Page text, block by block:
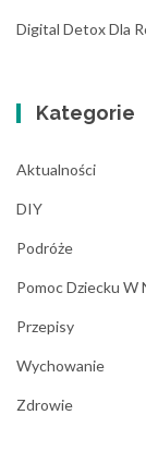
Digital Detox Dla
Kategorie
Aktualności
DIY
Podróże
Pomoc Dziecku W
Przepisy
Wychowanie
Zdrowie